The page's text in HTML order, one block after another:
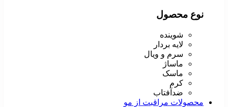
نوع محصول
شوینده
لایه بردار
سرم و ویال
ماساژ
ماسک
کرم
ضدآفتاب
محصولات مراقبت از مو